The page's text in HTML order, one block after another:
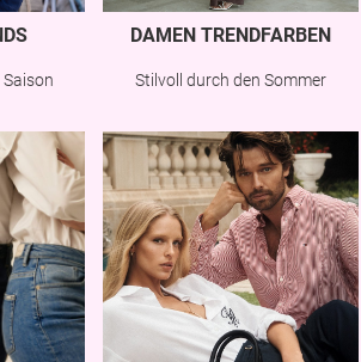
DAMEN TRENDFARBEN
Stilvoll durch den Sommer